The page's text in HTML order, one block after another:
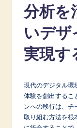
p
分析を
いデザ
実現す
現代のデジタル環
体験を創出するこ
ンへの移行は、チ
取り組む方法を根